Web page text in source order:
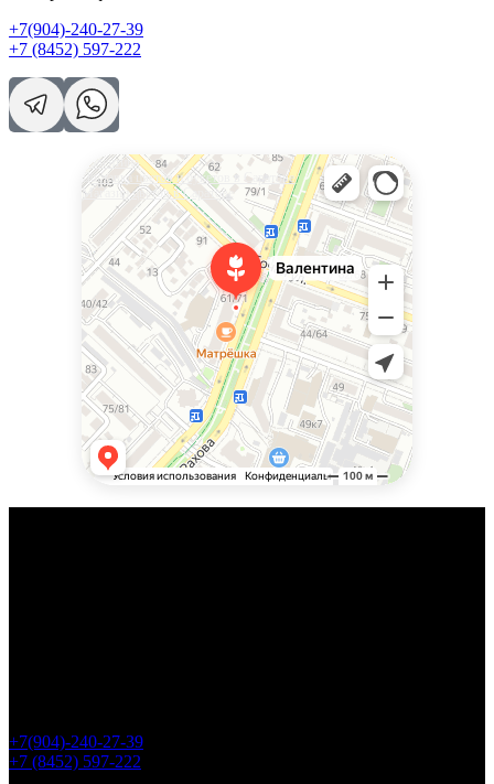
+7(904)-240-27-39
+7 (8452) 597-222
Валентина
Доставка цветов и букетов в Саратове
Магазин цветов в Саратове
+7(904)-240-27-39
+7 (8452) 597-222